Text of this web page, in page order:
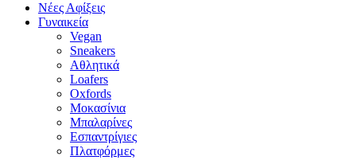
Νέες Αφίξεις
Γυναικεία
Vegan
Sneakers
Αθλητικά
Loafers
Oxfords
Μοκασίνια
Μπαλαρίνες
Εσπαντρίγιες
Πλατφόρμες